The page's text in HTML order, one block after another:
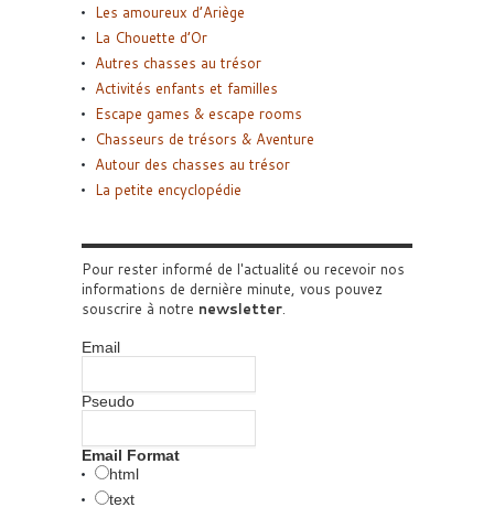
Les amoureux d’Ariège
La Chouette d’Or
Autres chasses au trésor
Activités enfants et familles
Escape games & escape rooms
Chasseurs de trésors & Aventure
Autour des chasses au trésor
La petite encyclopédie
Pour rester informé de l'actualité ou recevoir nos
informations de dernière minute, vous pouvez
souscrire à notre newsletter.
Email
Pseudo
Email Format
html
text